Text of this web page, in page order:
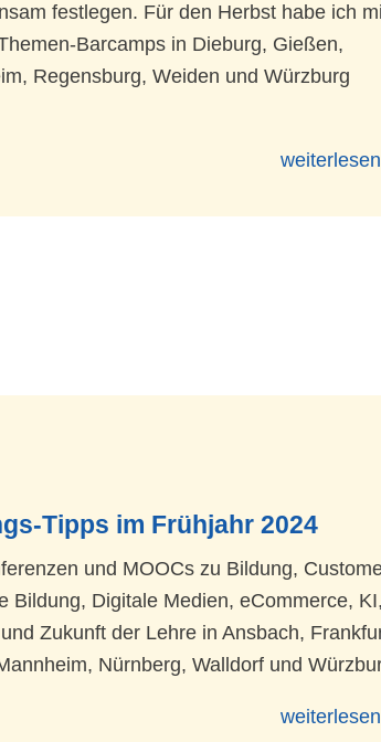
festlegen. Für den Herbst habe ich
Barcamps in Dieburg, Gießen,
Regensburg, Weiden und Würzburg
weiterlesen
Tipps im Frühjahr 2024
und MOOCs zu Bildung,
Bildung, Digitale Medien, eCommerce, KI,
Zukunft der Lehre in Ansbach,
Nürnberg, Walldorf und
weiterlesen